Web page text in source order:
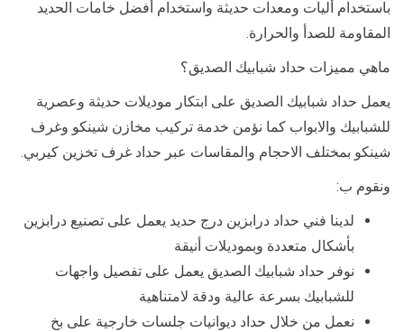
باستخدام أليات ومعدات حديثة واستخدام أفضل خامات الحديد
المقاومة للصدأ والحرارة.
ماهي مميزات حداد شبابيك الصديق؟
يعمل حداد شبابيك الصديق على ابتكار موديلات حديثة وعصرية
للشبابيك والابواب كما نؤمن خدمة تركيب مخازن شينكو وغرف
شينكو بمختلف الاحجام والمقاسات عبر حداد غرف تخزين كيربي.
ونقوم ب:
لدينا فني حداد درابزين درج حديد يعمل على تصنيع درابزين
بأشكال متعددة وبموديلات أنيقة
نوفر حداد شبابيك الصديق يعمل على تفصيل واجهات
للشبابيك بسرعة عالية ودقة لامتناهية
نعمل من خلال حداد ديوانيات جلسات خارجية على بخ